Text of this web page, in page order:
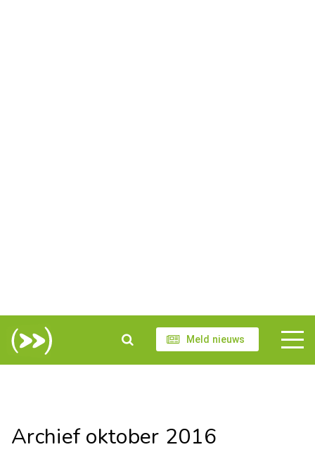
Meld nieuws
Archief oktober 2016